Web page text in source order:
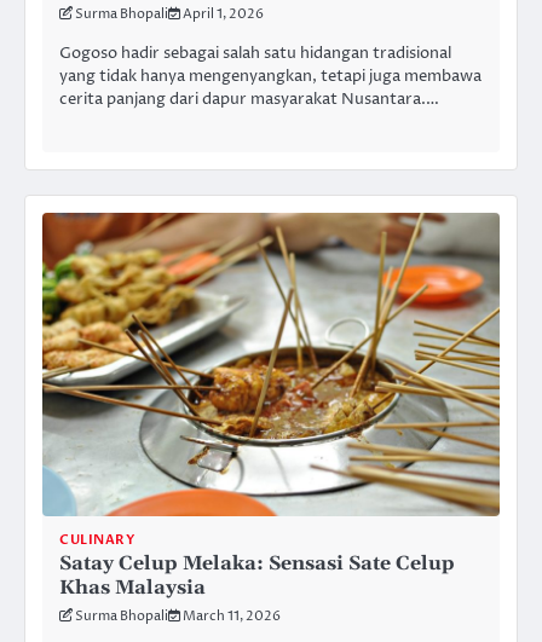
Surma Bhopali April 1, 2026
Gogoso hadir sebagai salah satu hidangan tradisional
yang tidak hanya mengenyangkan, tetapi juga membawa
cerita panjang dari dapur masyarakat Nusantara.…
CULINARY
Satay Celup Melaka: Sensasi Sate Celup
Khas Malaysia
Surma Bhopali March 11, 2026